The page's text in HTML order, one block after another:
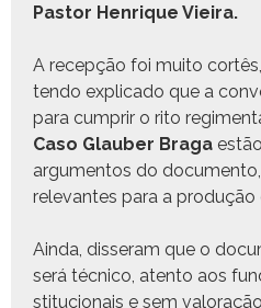
Pas­tor Hen­rique Vieira.
A recepção foi muito
ten­do expli­ca­do que a
para cumprir o rito
Caso Glauber Bra­ga
argu­men­tos do
rel­e­vantes para a pro­dução
Ain­da, dis­ser­am que o
será téc­ni­co, aten­to aos
sti­tu­cionais e sem